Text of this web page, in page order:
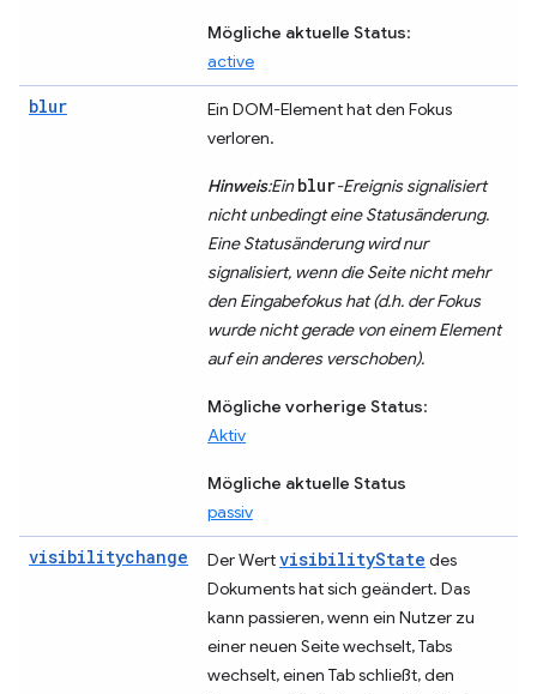
Mögliche aktuelle Status:
active
blur
Ein DOM-Element hat den Fokus
verloren.
Hinweis:Einblur-Ereignis signalisiert
nicht unbedingt eine Statusänderung.
Eine Statusänderung wird nur
signalisiert, wenn die Seite nicht mehr
den Eingabefokus hat (d.h. der Fokus
wurde nicht gerade von einem Element
auf ein anderes verschoben).
Mögliche vorherige Status:
Aktiv
Mögliche aktuelle Status
passiv
visibilitychange Der WertvisibilityState des
Dokuments hat sich geändert. Das
kann passieren, wenn ein Nutzer zu
einer neuen Seite wechselt, Tabs
wechselt, einen Tab schließt, den